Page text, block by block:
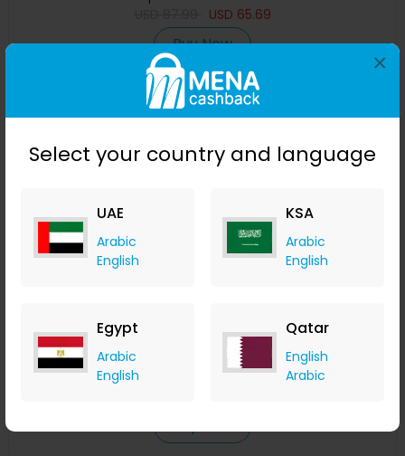
Select your country and language
UAE
Arabic
English
KSA
Arabic
English
Egypt
Arabic
English
Qatar
English
Arabic
×
USD 65.69
Buy Now
80km/h بدون فرشات
+ Upto 9.80% Cashback